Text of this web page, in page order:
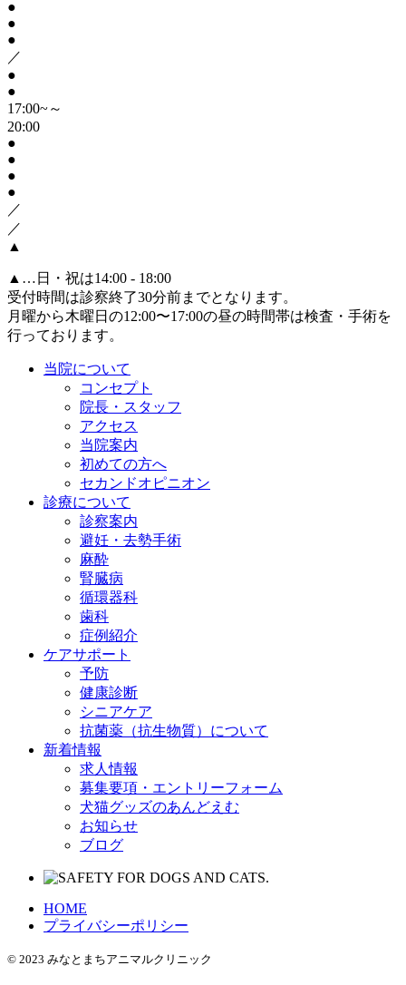
●
●
●
／
●
●
17:00~～
20:00
●
●
●
●
／
／
▲
▲ …日・祝は14:00 - 18:00
受付時間は診察終了30分前までとなります。
月曜から木曜日の12:00〜17:00の昼の時間帯は検査・手術を
行っております。
当院について
コンセプト
院長・スタッフ
アクセス
当院案内
初めての方へ
セカンドオピニオン
診療について
診察案内
避妊・去勢手術
麻酔
腎臓病
循環器科
歯科
症例紹介
ケアサポート
予防
健康診断
シニアケア
抗菌薬（抗生物質）について
新着情報
求人情報
募集要項・エントリーフォーム
犬猫グッズのあんどえむ
お知らせ
ブログ
HOME
プライバシーポリシー
© 2023 みなとまちアニマルクリニック